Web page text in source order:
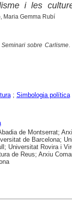
i les
Maria Gemma Rubí
sobre Carlisme.
; Simbologia política
de Montserrat;
de Barcelona;
Universitat Rovira i
de Reus; Arxiu